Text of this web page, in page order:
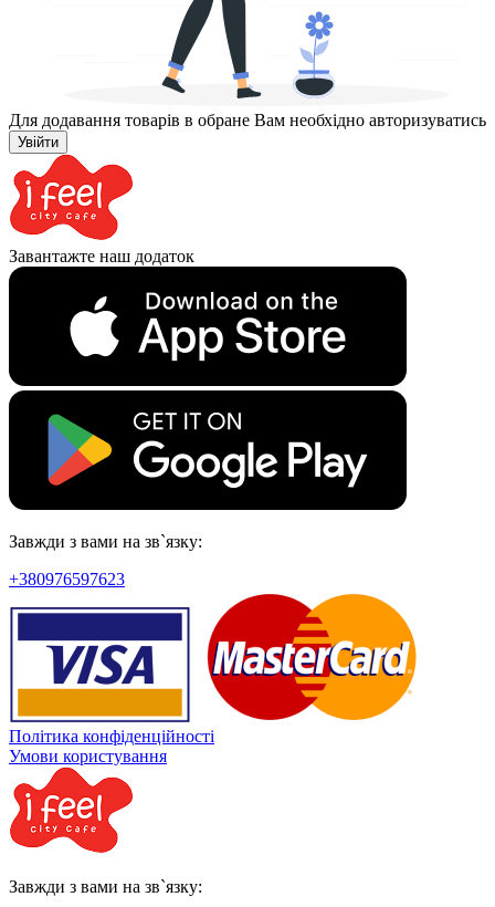
Для додавання товарів в обране Вам необхідно авторизуватись
Увійти
Завантажте наш додаток
Завжди з вами на зв`язку:
+380976597623
Політика конфіденційності
Умови користування
Завжди з вами на зв`язку: